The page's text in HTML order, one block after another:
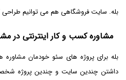
بله. سایت فروشگاهی هم می توانیم طراحی
مشاوره کسب و کار اینترنتی در
بله برای پروژه های سئو خودمان
داشتن چندین سایت و چندین پروژه